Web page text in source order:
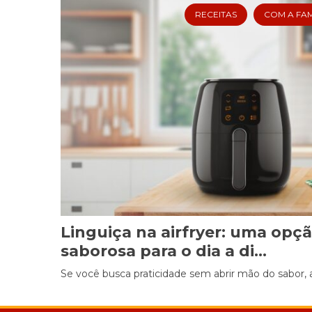
RECEITAS COM A
Linguiça na airfryer: uma
saborosa para o dia a di...
Se você busca praticidade sem abrir mão do sabor,